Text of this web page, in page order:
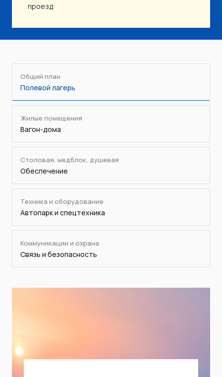
проезд
Общий план
Полевой лагерь
Жилые помещения
Вагон-дома
Столовая, медблок, душевая
Обеспечение
Техника и оборудование
Автопарк и спецтехника
Коммуникации и охрана
Связь и безопасность